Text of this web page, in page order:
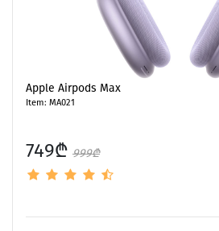
Apple Airpods Max
Item: MA021
749₾ 999₾